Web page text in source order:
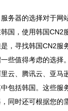
务器的选择对于网
国，使用韩国CN2
，寻找韩国CN2服
些值得考虑的选择。
云、腾讯云、亚马
包括韩国。这些服
同时还可根据您的